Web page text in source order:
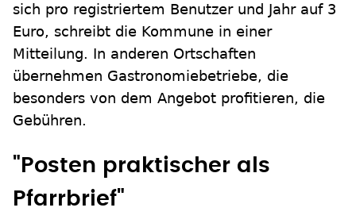
sich pro registriertem Benutzer und Jahr auf 3
Euro, schreibt die Kommune in einer
Mitteilung. In anderen Ortschaften
übernehmen Gastronomiebetriebe, die
besonders von dem Angebot profitieren, die
Gebühren.
"Posten praktischer als
Pfarrbrief"